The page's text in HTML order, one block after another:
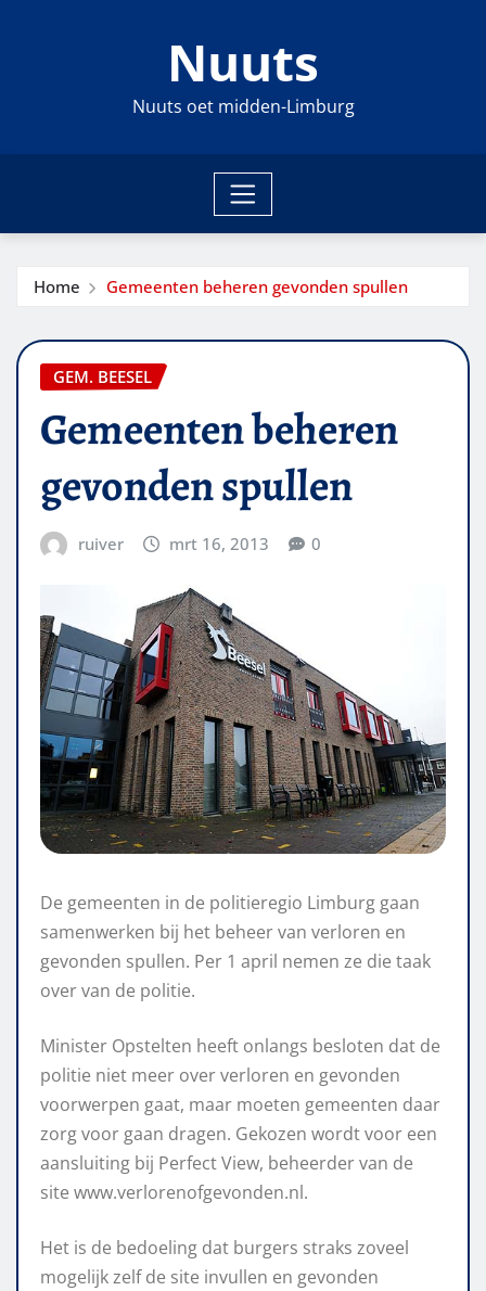
Nuuts
Nuuts oet midden-Limburg
Home Gemeenten beheren gevonden spullen
GEM. BEESEL
Gemeenten beheren
gevonden spullen
ruiver mrt 16, 2013 0
De gemeenten in de politieregio Limburg gaan
samenwerken bij het beheer van verloren en
gevonden spullen. Per 1 april nemen ze die taak
over van de politie.
Minister Opstelten heeft onlangs besloten dat de
politie niet meer over verloren en gevonden
voorwerpen gaat, maar moeten gemeenten daar
zorg voor gaan dragen. Gekozen wordt voor een
aansluiting bij Perfect View, beheerder van de
site www.verlorenofgevonden.nl.
Het is de bedoeling dat burgers straks zoveel
mogelijk zelf de site invullen en gevonden